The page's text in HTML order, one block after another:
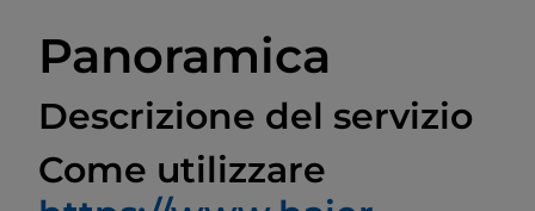
Panoramica
Descrizione del servizio
Come utilizzare